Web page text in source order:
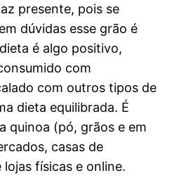
presente, pois se
dúvidas esse grão é
é algo positivo,
com
com outros tipos de
dieta equilibrada. É
quinoa (pó, grãos e em
casas de
físicas e online.